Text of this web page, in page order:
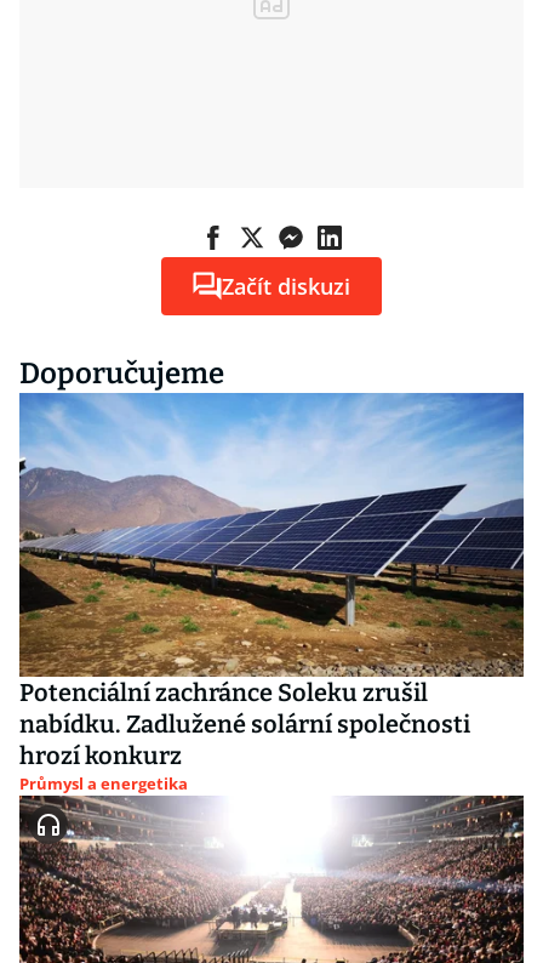
Začít diskuzi
Doporučujeme
Potenciální zachránce Soleku zrušil
nabídku. Zadlužené solární společnosti
hrozí konkurz
Průmysl a energetika